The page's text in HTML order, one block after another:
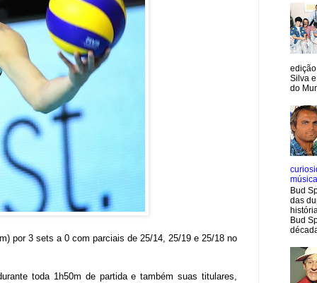
por 3 sets a 0 com parciais de 25/14, 25/19 e 25/18 no
toda 1h50m de partida e também suas titulares,
Silva
do
Bud
das
Bud